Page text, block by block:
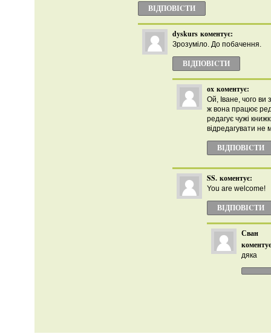
ВІДПОВІCТИ
dyskurs коментує:
Зрозуміло. До побачення.
ВІДПОВІCТИ
ох коментує:
Ой, Іване, чого ви
ж вона працює
редагує чужі
відредагувати не
ВІДПОВІCТИ
SS. коментує:
You are welcome!
ВІДПОВІCТИ
Сван
дяка